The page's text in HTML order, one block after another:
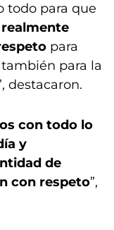
todo para que
para
para la
destacaron.
con todo lo
y
de
con respeto”,